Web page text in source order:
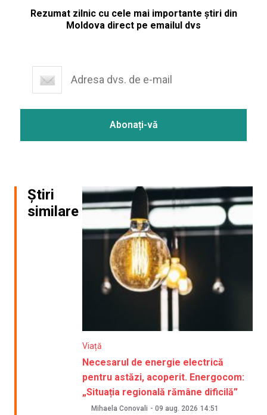
Rezumat zilnic cu cele mai importante știri din
Moldova direct pe emailul dvs
Știri
similare
Viață
Necesarul de energie electrică
pentru astăzi, acoperit. Energocom:
„Situația regională rămâne dificilă”
Mihaela Conovali - 09 aug. 2026 14:51